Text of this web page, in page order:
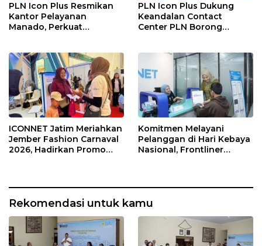
PLN Icon Plus Resmikan
Kantor Pelayanan
Manado, Perkuat
PLN Icon Plus Dukung
Keandalan Contact
Center PLN Borong
ICONNET Jatim Meriahkan
Jember Fashion Carnaval
2026, Hadirkan Promo
Komitmen Melayani
Pelanggan di Hari Kebaya
Nasional, Frontliner
Rekomendasi untuk kamu